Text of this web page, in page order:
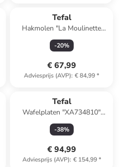
Tefal
Hakmolen "La Moulinette
1000" wit
-20%
€ 67,99
Adviesprijs (AVP): € 84,99*
Tefal
Wafelplaten "XA734810"
zwart
-38%
€ 94,99
Adviesprijs (AVP): € 154,99*